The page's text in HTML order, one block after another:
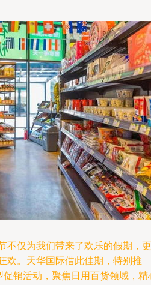
不仅为我们带来了欢乐的假期，更
欢。天华国际借此佳期，特别推
促销活动，聚焦日用百货领域，精